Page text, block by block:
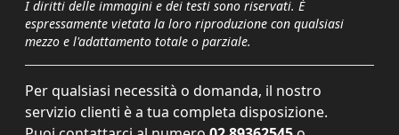
I diritti delle immagini e dei testi sono riservati. È
espressamente vietata la loro riproduzione con qualsiasi
mezzo e l'adattamento totale o parziale.
Per qualsiasi necessità o domanda, il nostro
servizio clienti è a tua completa disposizione.